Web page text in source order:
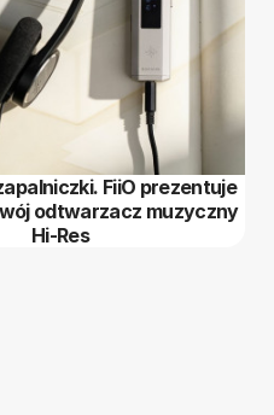
FiiO prezentuje
odtwarzacz muzyczny
Hi-Res